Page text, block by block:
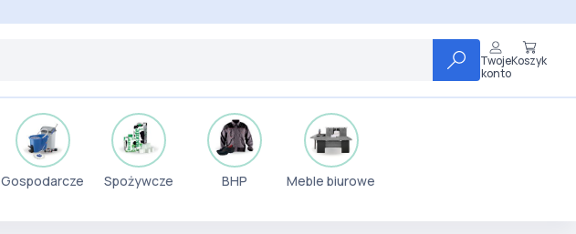
Twoje
konto
Koszyk
Gospodarcze Spożywcze BHP Meble biurowe